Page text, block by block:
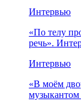
Интервью
«По телу
речь».
Интервью
«В моём